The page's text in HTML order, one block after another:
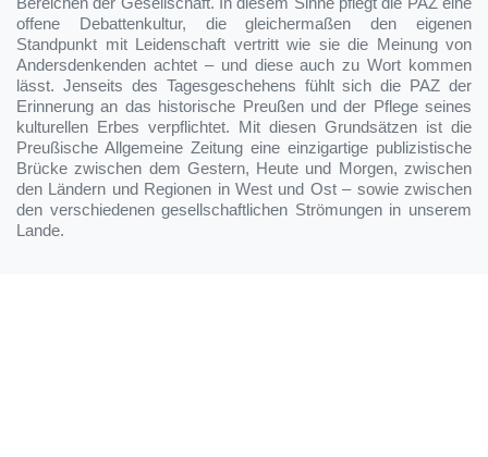
offene Debattenkultur, die gleichermaßen den eigenen
Standpunkt mit Leidenschaft vertritt wie sie die Meinung von
Andersdenkenden achtet – und diese auch zu Wort kommen
lässt. Jenseits des Tagesgeschehens fühlt sich die PAZ der
Erinnerung an das historische Preußen und der Pflege seines
kulturellen Erbes verpflichtet. Mit diesen Grundsätzen ist die
Preußische Allgemeine Zeitung eine einzigartige publizistische
Brücke zwischen dem Gestern, Heute und Morgen, zwischen
den Ländern und Regionen in West und Ost – sowie zwischen
den verschiedenen gesellschaftlichen Strömungen in unserem
Lande.